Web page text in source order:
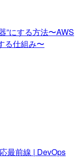
”にする方法〜AWS
る仕組み〜
最前線 | DevOps